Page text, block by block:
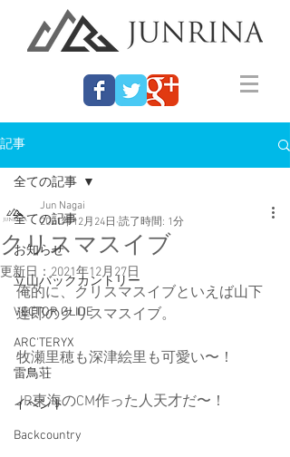
記事
全ての記事
お知らせ
立山バックカントリー
VECTOR GLIDE
ARC'TERYX
雷鳥荘
イベント
Backcountry
全ての記事
クリスマスイブ
Jun Nagai
2021年12月24日 読了時間: 1分
更新日：2021年12月27日
俺的に、クリスマスイブといえば山下
達郎のクリスマスイブ。
牧瀬里穂も深津絵里も可愛い〜！
JR東海のCM作った人天才だ〜！